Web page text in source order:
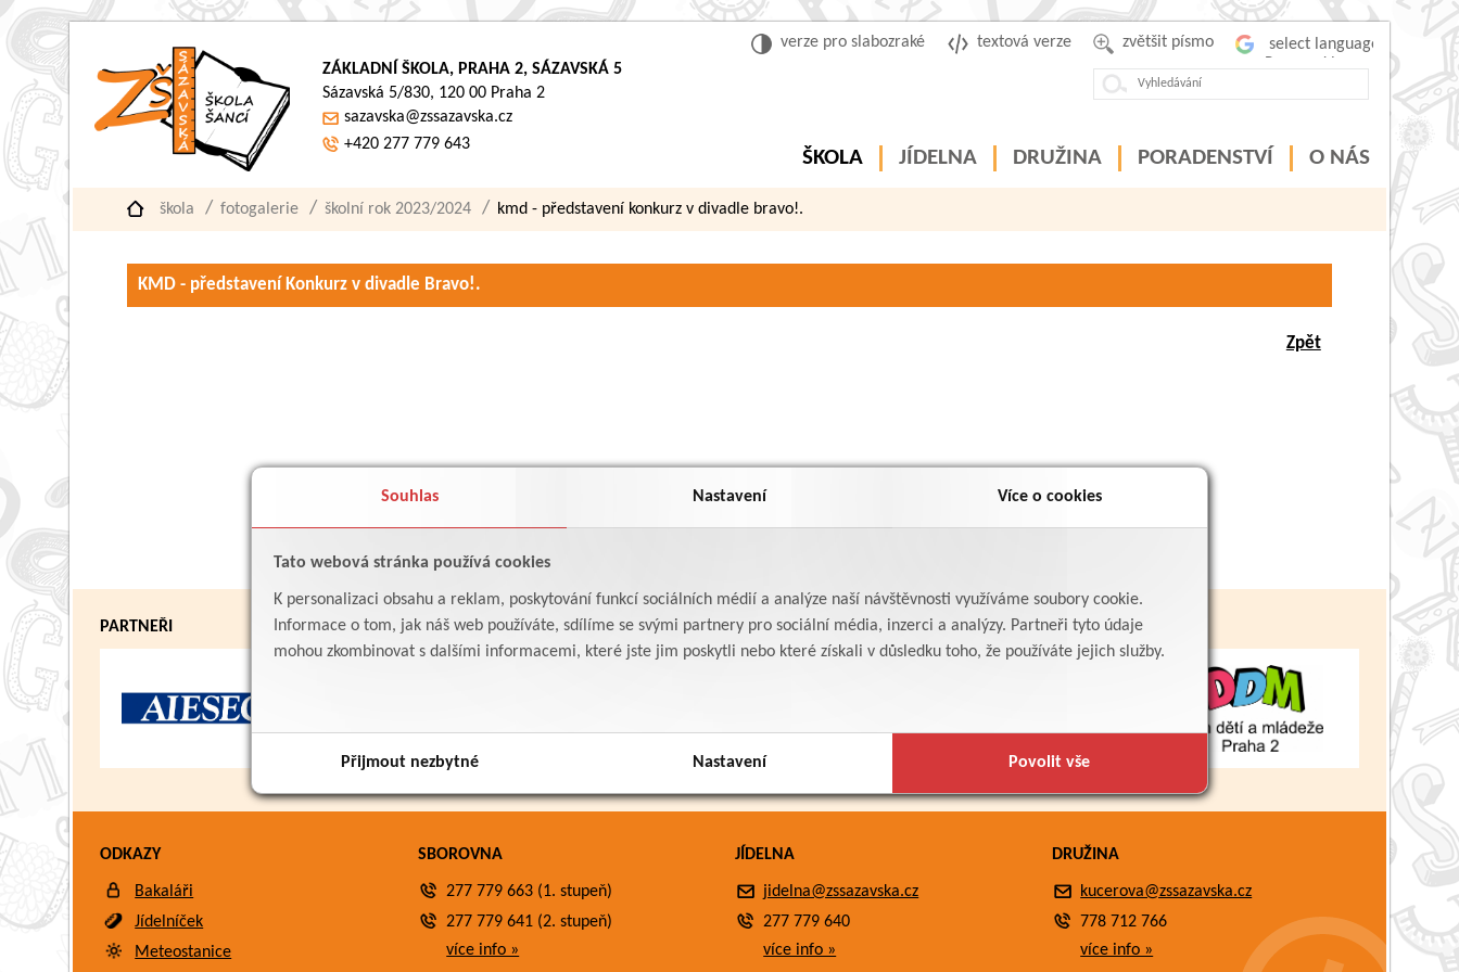
Souhlas Nastavení Více o cookies
Tato webová stránka používá cookies
K personalizaci obsahu a reklam, poskytování funkcí sociálních médií a analýze naší návštěvnosti využíváme soubory cookie.
Informace o tom, jak náš web používáte, sdílíme se svými partnery pro sociální média, inzerci a analýzy. Partneři tyto údaje
mohou zkombinovat s dalšími informacemi, které jste jim poskytli nebo které získali v důsledku toho, že používáte jejich služby.
Přijmout nezbytné Nastavení Povolit vše
zvětšit písmo
textová verze
verze pro slabozraké
ZÁKLADNÍ ŠKOLA, PRAHA 2, SÁZAVSKÁ 5
Sázavská 5/830, 120 00 Praha 2
sazavska@zssazavska.cz
+420 277 779 643
ŠKOLA JÍDELNA DRUŽINA PORADENSTVÍ O NÁS
škola fotogalerie školní rok 2023/2024 kmd - představení konkurz v divadle bravo!.
KMD - představení Konkurz v divadle Bravo!.
Zpět
PARTNEŘI
ODKAZY
Bakaláři
Jídelníček
Meteostanice
SBOROVNA
277 779 663 (1. stupeň)
277 779 641 (2. stupeň)
více info »
JÍDELNA
jidelna@zssazavska.cz
277 779 640
více info »
DRUŽINA
kucerova@zssazavska.cz
778 712 766
více info »